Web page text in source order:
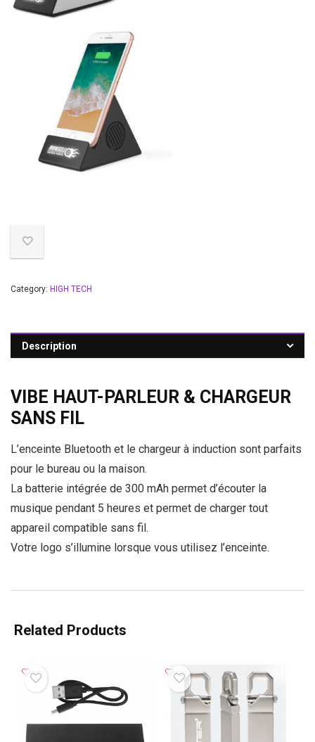
Category: HIGH TECH
Description
VIBE HAUT-PARLEUR & CHARGEUR
SANS FIL
L’enceinte Bluetooth et le chargeur à induction sont parfaits
pour le bureau ou la maison.
La batterie intégrée de 300 mAh permet d’écouter la
musique pendant 5 heures et permet de charger tout
appareil compatible sans fil.
Votre logo s’illumine lorsque vous utilisez l’enceinte.
Related Products